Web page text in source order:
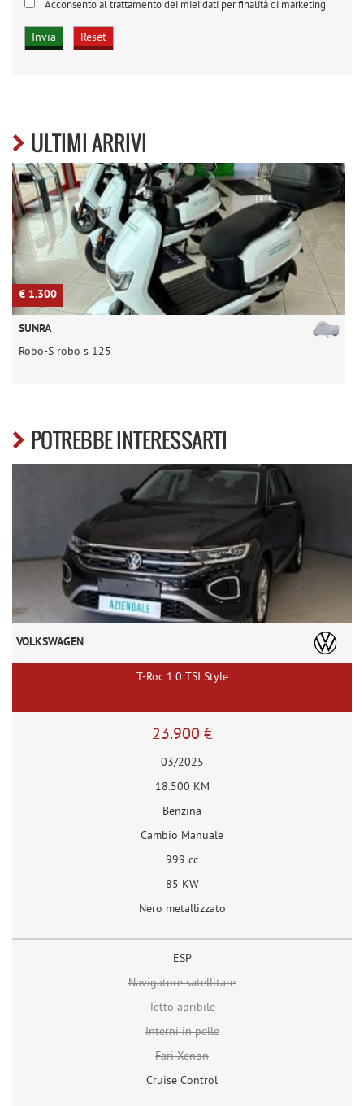
Acconsento al trattamento dei miei dati per finalità di marketing
ULTIMI ARRIVI
€ 1.300
SUNRA
Robo-S robo s 125
POTREBBE INTERESSARTI
VOLKSWAGEN
T-Roc 1.0 TSI Style
23.900 €
03/2025
18.500 KM
Benzina
Cambio Manuale
999 cc
85 KW
Nero metallizzato
ESP
Navigatore satellitare
Tetto apribile
Interni in pelle
Fari Xenon
Cruise Control